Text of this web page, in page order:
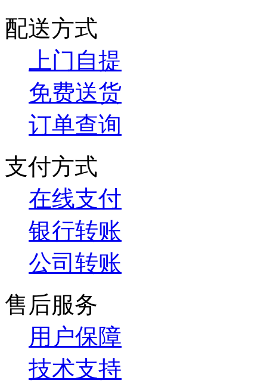
配送方式
上门自提
免费送货
订单查询
支付方式
在线支付
银行转账
公司转账
售后服务
用户保障
技术支持